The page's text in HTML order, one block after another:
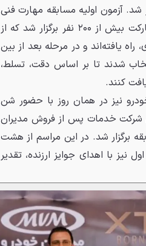
شد. آزمون اولیه مسابقه مهارت فنی
مدیران خودرو در هفته دوم خرداد ماه به صورت آنلاین با مشارکت بیش از ۲۰۰ نفر برگزار شد که از
راه یافته‌اند و در مرحله بعد از بین
انتخاب شدند تا بر اساس دقت، تسلط،
کنند.
نیز در همان روز با حضور شن
شرکت خدمات پس از فروش مدیران
برگزار شد. در این مراسم از هشت
با اهدای جوایز ارزنده، تقدیر